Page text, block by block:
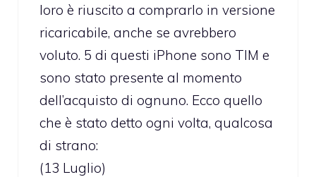
loro è riuscito a comprarlo in versione
ricaricabile, anche se avrebbero
voluto. 5 di questi iPhone sono TIM e
sono stato presente al momento
dell’acquisto di ognuno. Ecco quello
che è stato detto ogni volta, qualcosa
di strano:
(13 Luglio)